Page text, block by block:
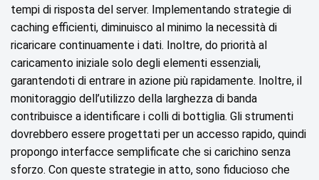
tempi di risposta del server. Implementando strategie di
caching efficienti, diminuisco al minimo la necessità di
ricaricare continuamente i dati. Inoltre, do priorità al
caricamento iniziale solo degli elementi essenziali,
garantendoti di entrare in azione più rapidamente. Inoltre, il
monitoraggio dell’utilizzo della larghezza di banda
contribuisce a identificare i colli di bottiglia. Gli strumenti
dovrebbero essere progettati per un accesso rapido, quindi
propongo interfacce semplificate che si carichino senza
sforzo. Con queste strategie in atto, sono fiducioso che